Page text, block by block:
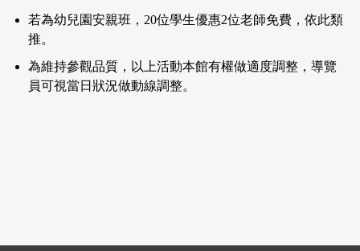
若為幼兒園安親班，20位學生優惠2位老師免費，依此類
推。
為維持參觀品質，以上活動本館有權做適度調整，導覽
員可視當日狀況做動線調整。